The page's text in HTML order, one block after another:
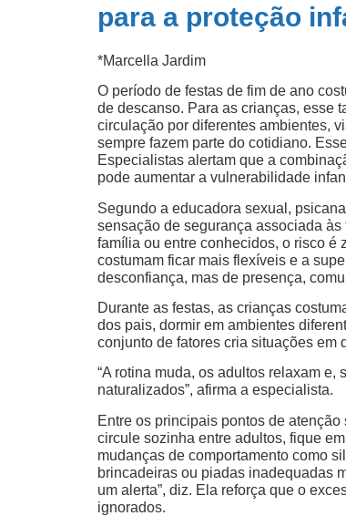
para a proteção
*Marcella Jardim
O período de festas de fim de ano
de descanso. Para as crianças, esse
circulação por diferentes ambientes,
sempre fazem parte do cotidiano.
Especialistas alertam que a
pode aumentar a vulnerabilidade
Segundo a educadora sexual,
sensação de segurança associada
família ou entre conhecidos, o risco é
costumam ficar mais flexíveis e a
desconfiança, mas de presença,
Durante as festas, as crianças
dos pais, dormir em ambientes
conjunto de fatores cria situações em
“A rotina muda, os adultos relaxam e,
naturalizados”, afirma a especialista.
Entre os principais pontos de
circule sozinha entre adultos, fique
mudanças de comportamento como
brincadeiras ou piadas inadequadas
um alerta”, diz. Ela reforça que o
ignorados.